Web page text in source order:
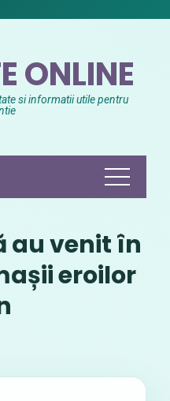
ONLINE
si informatii utile pentru
au venit în
eroilor